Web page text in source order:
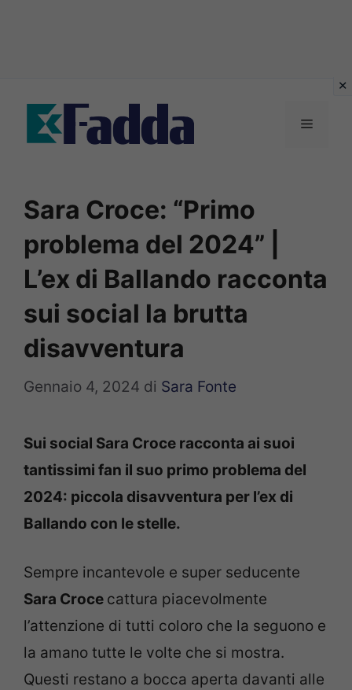
contenuto
Menu
Sara Croce: “Primo
problema del 2024” |
L’ex di Ballando racconta
sui social la brutta
disavventura
Gennaio 4, 2024 di Sara Fonte
Sui social Sara Croce racconta ai suoi
tantissimi fan il suo primo problema del
2024: piccola disavventura per l’ex di
Ballando con le stelle.
Sempre incantevole e super seducente
Sara Croce cattura piacevolmente
l’attenzione di tutti coloro che la seguono e
la amano tutte le volte che si mostra.
Questi restano a bocca aperta davanti alle